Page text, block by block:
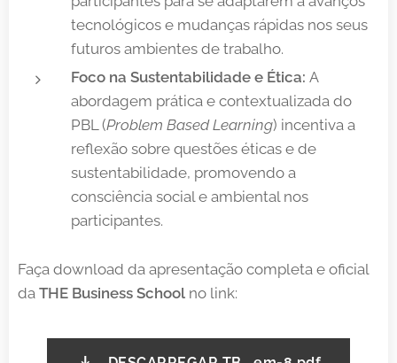
tecnológicos e mudanças rápidas nos seus
futuros ambientes de trabalho.
Foco na Sustentabilidade e Ética: A
abordagem prática e contextualizada do
PBL (Problem Based Learning) incentiva a
reflexão sobre questões éticas e de
sustentabilidade, promovendo a
consciência social e ambiental nos
participantes.
Faça download da apresentação completa e oficial
da THE Business School no link: